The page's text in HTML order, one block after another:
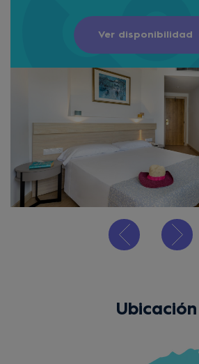
Ver disponibilidad
Ubicación